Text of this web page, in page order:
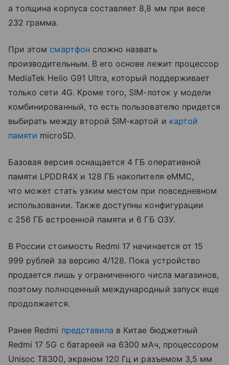
а толщина корпуса составляет 8,8 мм при весе
232 грамма.
При этом смартфон сложно назвать
производительным. В его основе лежит процессор
MediaTek Helio G91 Ultra, который поддерживает
только сети 4G. Кроме того, SIM-лоток у модели
комбинированный, то есть пользователю придется
выбирать между второй SIM-картой и картой
памяти microSD.
Базовая версия оснащается 4 ГБ оперативной
памяти LPDDR4X и 128 ГБ накопителя eMMC,
что может стать узким местом при повседневном
использовании. Также доступны конфигурации
с 256 ГБ встроенной памяти и 6 ГБ ОЗУ.
В России стоимость Redmi 17 начинается от 15
999 рублей за версию 4/128. Пока устройство
продается лишь у ограниченного числа магазинов,
поэтому полноценный международный запуск еще
продолжается.
Ранее Redmi представила в Китае бюджетный
Redmi 17 5G с батареей на 6300 мАч, процессором
Unisoc T8300, экраном 120 Гц и разъемом 3,5 мм